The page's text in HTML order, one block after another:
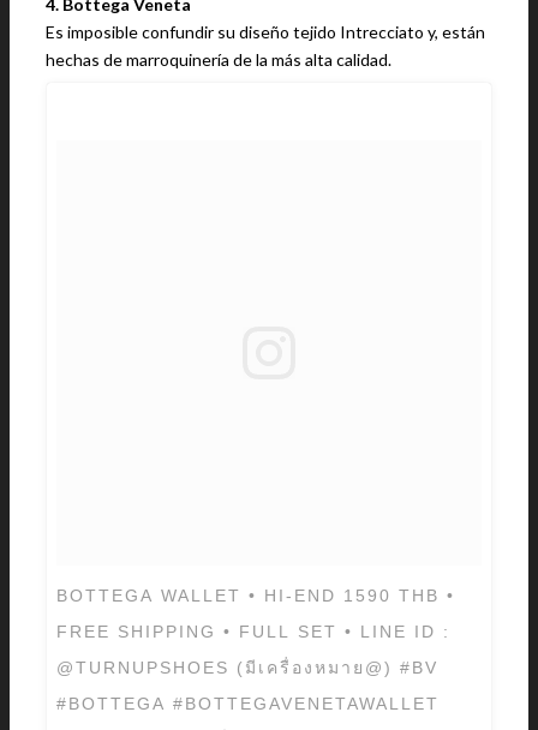
Es imposible confundir su diseño tejido Intrecciato y, están
hechas de marroquinería de la más alta calidad.
BOTTEGA WALLET • HI-END 1590 THB •
FREE SHIPPING • FULL SET • LINE ID :
@TURNUPSHOES (มีเครื่องหมาย@) #BV
#BOTTEGA #BOTTEGAVENETAWALLET